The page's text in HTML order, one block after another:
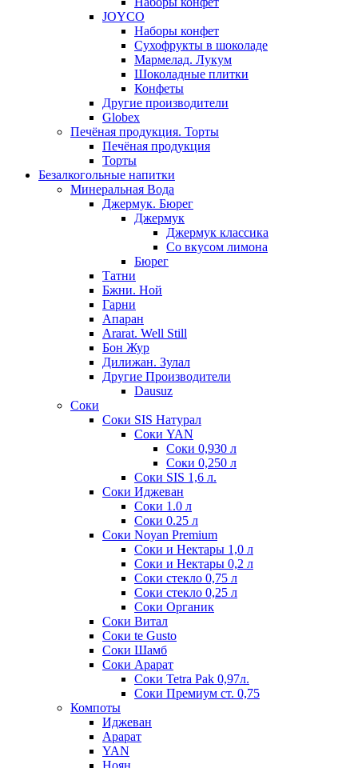
JOYCO
Наборы конфет
Сухофрукты в шоколаде
Мармелад. Лукум
Шоколадные плитки
Конфеты
Другие производители
Globex
Печёная продукция. Торты
Печёная продукция
Торты
Безалкогольные напитки
Минеральная Вода
Джермук. Бюрег
Джермук
Джермук классика
Со вкусом лимона
Бюрег
Татни
Бжни. Ной
Гарни
Апаран
Ararat. Well Still
Бон Жур
Дилижан. Зулал
Другие Производители
Dausuz
Соки
Соки SIS Натурал
Соки YAN
Соки 0,930 л
Соки 0,250 л
Соки SIS 1,6 л.
Соки Иджеван
Соки 1.0 л
Соки 0.25 л
Соки Noyan Premium
Соки и Нектары 1,0 л
Соки и Нектары 0,2 л
Соки стекло 0,75 л
Соки стекло 0,25 л
Соки Органик
Соки Витал
Соки te Gusto
Соки Шамб
Соки Арарат
Соки Tetra Pak 0,97л.
Соки Премиум ст. 0,75
Компоты
Иджеван
Арарат
YAN
Ноян